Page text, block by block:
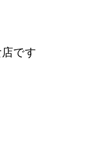
です